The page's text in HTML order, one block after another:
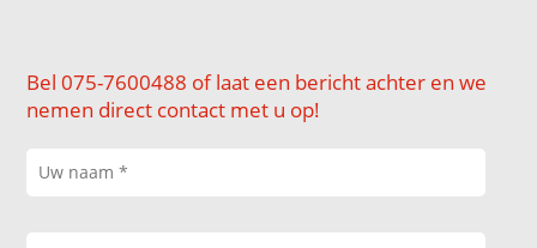
Bel 075-7600488 of laat een bericht achter en we
nemen direct contact met u op!